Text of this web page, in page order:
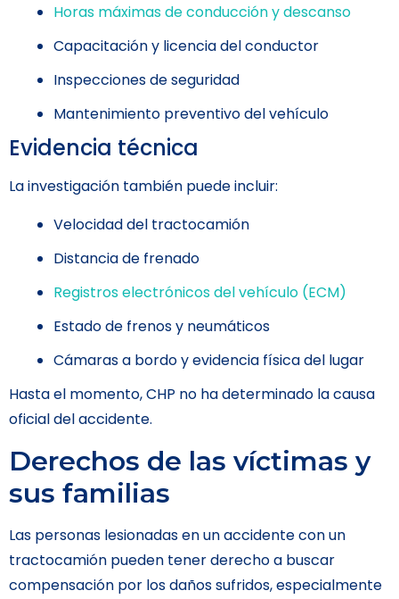
Horas máximas de conducción y descanso
Capacitación y licencia del conductor
Inspecciones de seguridad
Mantenimiento preventivo del vehículo
Evidencia técnica
La investigación también puede incluir:
Velocidad del tractocamión
Distancia de frenado
Registros electrónicos del vehículo (ECM)
Estado de frenos y neumáticos
Cámaras a bordo y evidencia física del lugar
Hasta el momento, CHP no ha determinado la causa
oficial del accidente.
Derechos de las víctimas y
sus familias
Las personas lesionadas en un accidente con un
tractocamión pueden tener derecho a buscar
compensación por los daños sufridos, especialmente